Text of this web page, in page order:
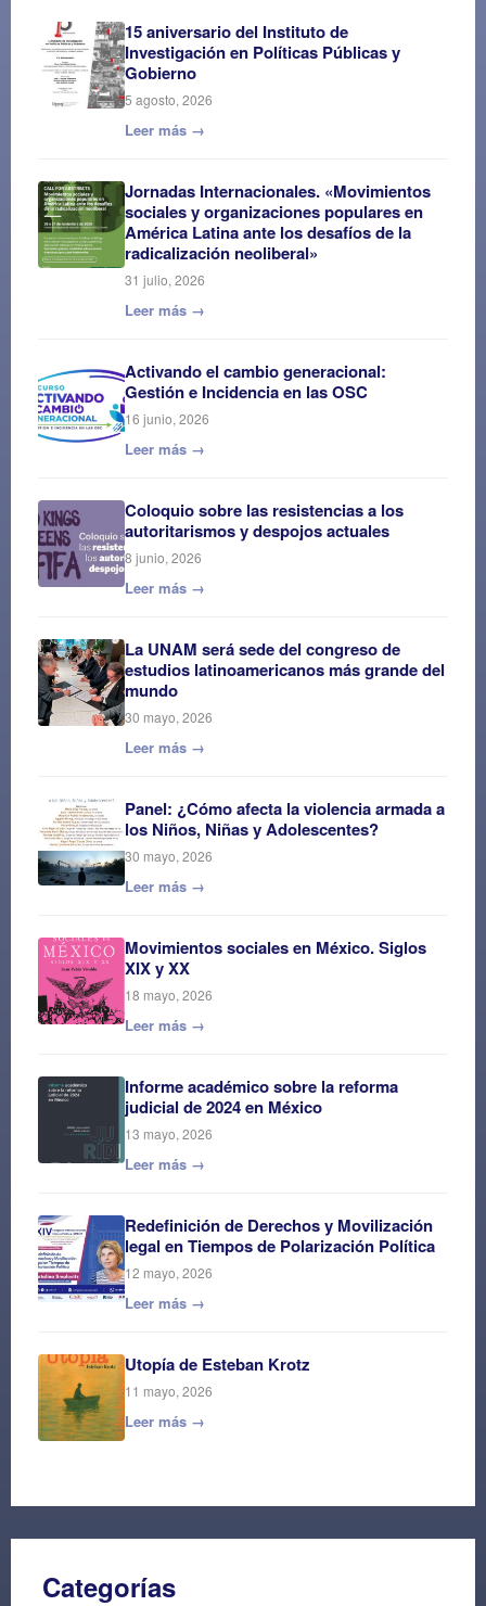
15 aniversario del Instituto de
Investigación en Políticas Públicas y
Gobierno
5 agosto, 2026
Leer más →
Jornadas Internacionales. «Movimientos
sociales y organizaciones populares en
América Latina ante los desafíos de la
radicalización neoliberal»
31 julio, 2026
Leer más →
Activando el cambio generacional:
Gestión e Incidencia en las OSC
16 junio, 2026
Leer más →
Coloquio sobre las resistencias a los
autoritarismos y despojos actuales
8 junio, 2026
Leer más →
La UNAM será sede del congreso de
estudios latinoamericanos más grande del
mundo
30 mayo, 2026
Leer más →
Panel: ¿Cómo afecta la violencia armada a
los Niños, Niñas y Adolescentes?
30 mayo, 2026
Leer más →
Movimientos sociales en México. Siglos
XIX y XX
18 mayo, 2026
Leer más →
Informe académico sobre la reforma
judicial de 2024 en México
13 mayo, 2026
Leer más →
Redefinición de Derechos y Movilización
legal en Tiempos de Polarización Política
12 mayo, 2026
Leer más →
Utopía de Esteban Krotz
11 mayo, 2026
Leer más →
Categorías